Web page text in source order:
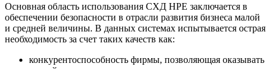
Основная область использования СХД НРЕ заключается в
обеспечении безопасности в отрасли развития бизнеса малой
и средней величины. В данных системах испытывается острая
необходимость за счет таких качеств как:
конкурентоспособность фирмы, позволяющая оказывать